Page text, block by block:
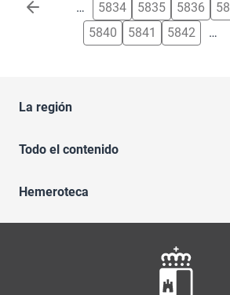
Paginación … 5834 5835 5836
5840
5841 5842 …
La región
Todo el contenido
Hemeroteca